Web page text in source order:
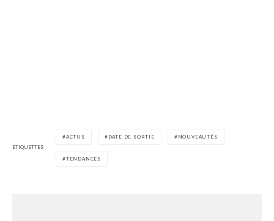
ÉTIQUETTES
ACTUS DATE DE SORTIE NOUVEAUTÉS
TENDANCES